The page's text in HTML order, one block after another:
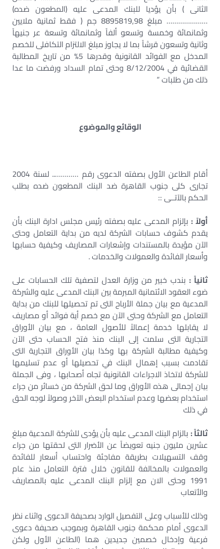
الثانى ) بأن يؤديا للبنك المدعى عليه (المطعون ضده)
………………… مبلغ 8895819,98 جم ( فقط ثمانية ملايين
وثمانمائة وخمسة وتسعو ألفاً وثمانمائة وتسعة عر جنيهاً
وثانية وتسعون قرشاً بما لا يجاوز مبلغ الالتزام التكافلى للخصم
المدخل مع الفوائد القانونية وقدرها 5% من تاريخ المطالبة
القضائية في 8/12/2004 وحتى تمام السداد ورفضت ما عدا
ذلك من طلبات ”
الوقائع والموضوع
أقام الطاعن الأول بصفته الدعوى رقم ………….. لسنة 2004
تجارى كلى جنوب القاهرة ضد البنك المطعون ضده بطلب
الحكم بالآتــى ::
أولاً :بإلزام المدعى عليه بصفته رئيس مجلس ادارة البنك بأن
يقدم كشوف حسابات الشركة لديه من بداية التعامل وحتى
الآن مؤيدة بالمستندات وإشعارات المصاريف وكيفية حسابها
وأسعار الفائدة والعمولات والخدمات .
ثانياً :بندب خبير من وزارة العدل لتصفية تلك الحسابات على
ضوء العقود الائتمانية المبرمة بين البنك المدعى عليه والشركة
المدعية مع بيان جملة الأرباح التى تم تحصيلها للبنك من بداية
التعامل مع الشركة وحتى الآن مع خصم أية فوائد أو مصاريف
لا يقابلها خدمة إعمالاً للأصول العامة ، مع بيان الأوراق
التجارية التى سلمت إلى البنك منذ فتح الحساب حتى الآن
وكيفية مطالبة الشركة بها وكذا بيان الأوراق التجارية التى
تقادمت بسبب إهمال البنك في تحصيلها أو عدم تسليمها
للشركة لاتخاذ الاجراءات القانونية تجاه أصحابها ، وفى الجملة
بيان إجمالى هذه الأوراق وما لحق الشركة من خسائر من جراء
استخدام بعضها وعدم استخدام البعض الآخر وصولاً لوجه الحق
في ذلك
ثالثاً : بالزام البنك المدعى عليه بأن يؤدى للشركة المدعية مبلغ
عشرين مليون جنيه تعويضاً عن الأضرار التى لحقتها من جراء
وقف التسهيلات بطريقة مفاجئة واحتساب أسعار للفائدة
والعمولات بالمخالفة للقانون خلال فترة التعامل منذ عام
1991 وحتى الان مع إلزام البنك المدعى عليه بالمصاريف
والأتعاب
وذلك للأسباب وعلى التفصيل الوارد بصحيفة الدعوى واثناء نظر
الدعوى أمام محكمة جنوب القاهرة وبموجب صحيفة دعوى
فرعية وإدخال خصمين جديدين هما (الطاعن الأول ولكن